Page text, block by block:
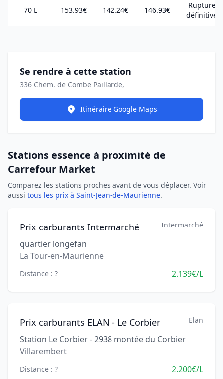
70 L 153.93€ 142.24€ 146.93€
Rupture
définitive
Se rendre à cette station
336 Chem. de Combe Paillarde,
Itinéraire Google Maps
Stations essence à proximité de
Carrefour Market
Comparez les stations proches avant de vous déplacer. Voir
aussi tous les prix à Saint-Jean-de-Maurienne.
Prix carburants Intermarché Intermarché
quartier longefan
La Tour-en-Maurienne
Distance : ? 2.139€/L
Prix carburants ELAN - Le Corbier Elan
Station Le Corbier - 2938 montée du Corbier
Villarembert
Distance : ? 2.200€/L